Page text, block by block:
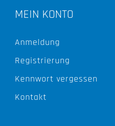
MEIN KONTO
Anmeldung
Registrierung
Kennwort vergessen
Kontakt